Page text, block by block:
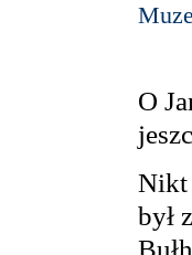
O
Nikt
był